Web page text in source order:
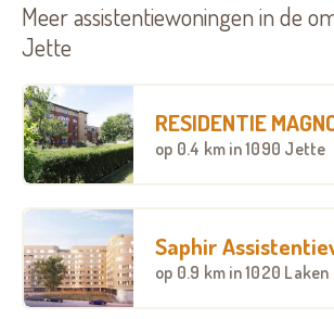
Meer assistentiewoningen in de
Jette
RESIDENTIE
op 0.4 km in 1090 Jette
Saphir
op 0.9 km in 1020 Laken